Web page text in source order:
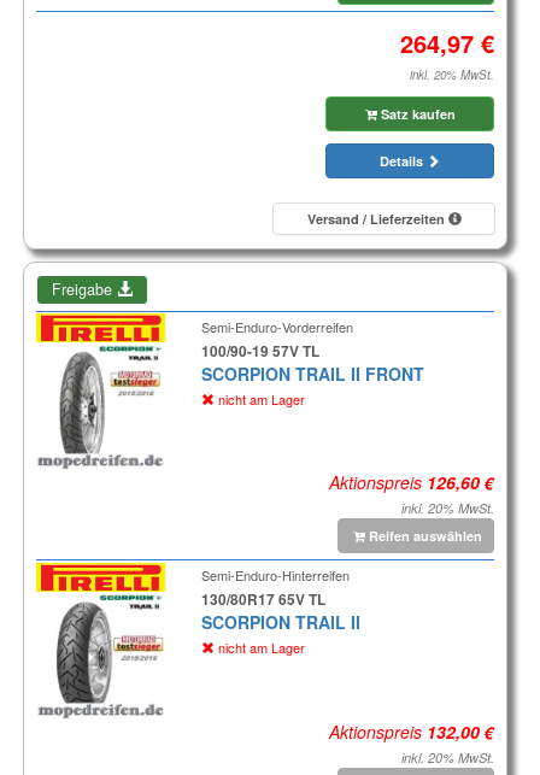
inkl. 20% MwSt.
Satz kaufen
Details
Versand / Lieferzeiten
Freigabe
Semi-Enduro-Vorderreifen
100/90-19 57V TL
SCORPION TRAIL II FRONT
nicht am Lager
Aktionspreis
inkl. 20% MwSt.
Reifen auswählen
Semi-Enduro-Hinterreifen
130/80R17 65V TL
SCORPION TRAIL II
nicht am Lager
Aktionspreis
inkl. 20% MwSt.